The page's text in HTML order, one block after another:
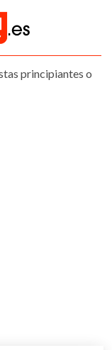
principiantes o